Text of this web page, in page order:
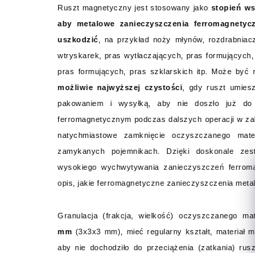
Ruszt magnetyczny jest stosowany jako stopień
aby metalowe zanieczyszczenia
uszkodzić , na przykład noży młynów,
wtryskarek, pras wytłaczających, pras
pras formujących, pras szklarskich itp. Może być
możliwie najwyższej czystości , gdy ruszt
pakowaniem i wysyłką, aby nie doszło już do
ferromagnetycznym podczas dalszych operacji w
natychmiastowe zamknięcie oczyszczanego
zamykanych pojemnikach. Dzięki doskonale
wysokiego wychwytywania zanieczyszczeń
opis, jakie ferromagnetyczne zanieczyszczenia
Granulacja (frakcja, wielkość) oczyszczanego
mm (3x3x3 mm), mieć regularny kształt, materiał
aby nie dochodziło do przeciążenia (zatkania)